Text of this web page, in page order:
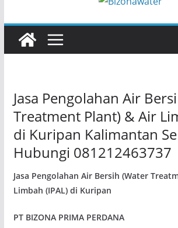
Jasa Pengolahan Air
Treatment Plant) & Air
di Kuripan Kalimantan
Hubungi 081212463737
Jasa Pengolahan Air Bersih (Water
Limbah (IPAL) di Kuripan
PT BIZONA PRIMA PERDANA